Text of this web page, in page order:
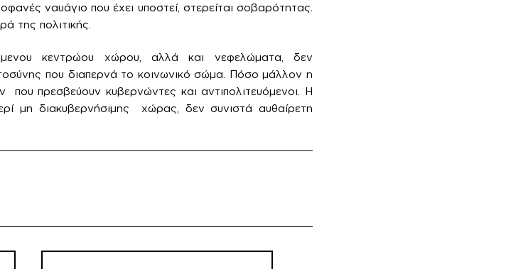
ναυάγιο που έχει υποστεί, στερείται σοβαρότητας.
της πολιτικής.
κεντρώου χώρου, αλλά και νεφελώματα, δεν
που διαπερνά το κοινωνικό σώμα. Πόσο μάλλον η
που πρεσβεύουν κυβερνώντες και αντιπολιτευόμενοι. Η
μη διακυβερνήσιμης χώρας, δεν συνιστά αυθαίρετη